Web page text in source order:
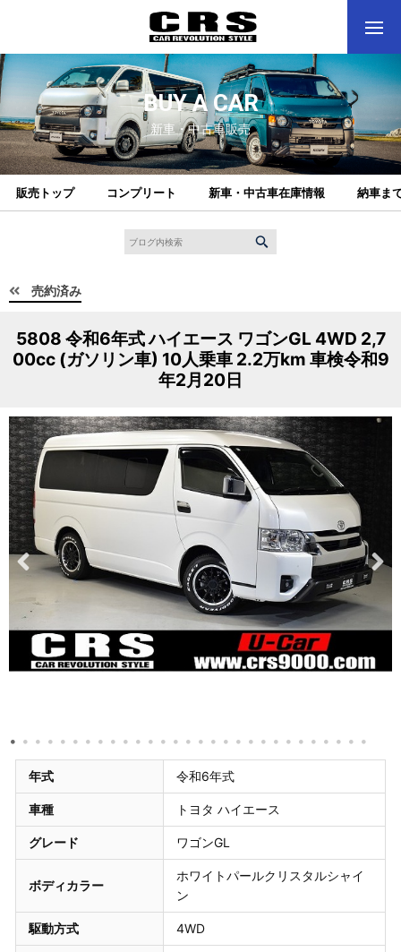
BUY A CAR
新車・中古車販売
販売トップ コンプリート 新車・中古車在庫情報 納車ま
売約済み
5808 令和6年式 ハイエース ワゴンGL 4WD 2,7
00cc (ガソリン車) 10人乗車 2.2万km 車検令和9
年2月20日
年式 令和6年式
車種 トヨタ ハイエース
グレード ワゴンGL
ボディカラー
ホワイトパールクリスタルシャイ
ン
駆動方式 4WD